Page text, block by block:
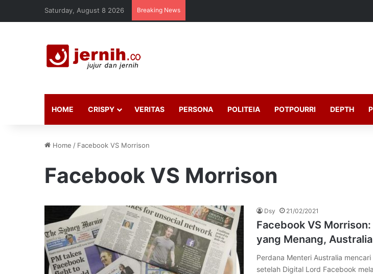
Saturday, August 8 2026 Breaking News
HOME CRISPY VERITAS PERSONA POLITEIA POTPOURRI DEPTH
Home / Facebook VS Morrison
Facebook VS Morrison
Dsy 21/02/2021
Facebook VS Morrison:
yang Menang,
Perdana Menteri Australia
setelah Digital Lord Facebook